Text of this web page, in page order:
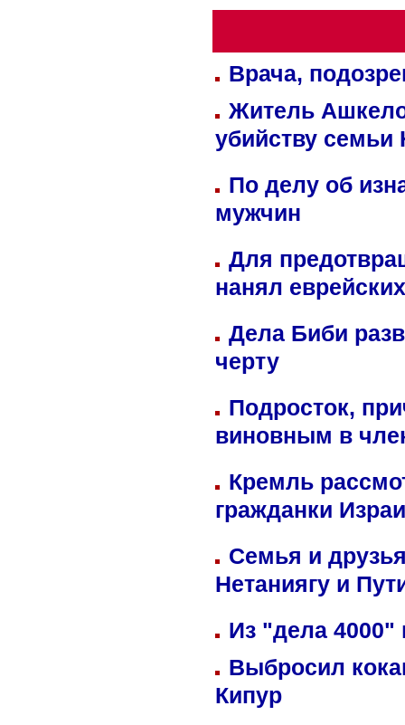
Врача,
Житель
убийству семьи
По делу об
мужчин
Для
нанял
Дела Биби
черту
Подросток,
виновным в
Кремль
гражданки
Семья и
Нетаниягу и
Из "дела 4000"
Выбросил
Кипур